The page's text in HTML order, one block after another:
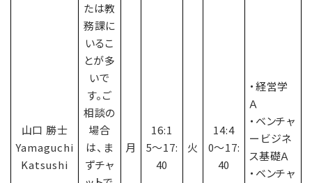
山口 勝士
Yamaguchi
Katsushi
たは教
務課に
いるこ
とが多
いで
す。ご
相談の
場合
は、ま
ずチャ
月
16:1
5〜17:
40
火
14:4
0〜17:
40
・経営学
Ａ
・ベンチャ
ービジネ
ス基礎Ａ
・ベンチャ